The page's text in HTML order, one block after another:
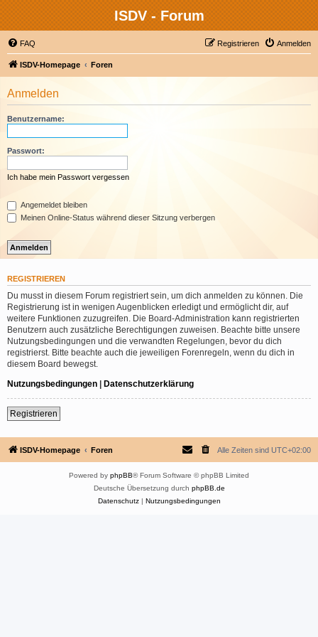
ISDV - Forum
FAQ Anmelden
Registrieren
ISDV-Homepage Foren
Anmelden
Benutzername:
Passwort:
Ich habe mein Passwort vergessen
Angemeldet bleiben
Meinen Online-Status während dieser Sitzung verbergen
REGISTRIEREN
Du musst in diesem Forum registriert sein, um dich anmelden zu können. Die
Registrierung ist in wenigen Augenblicken erledigt und ermöglicht dir, auf
weitere Funktionen zuzugreifen. Die Board-Administration kann registrierten
Benutzern auch zusätzliche Berechtigungen zuweisen. Beachte bitte unsere
Nutzungsbedingungen und die verwandten Regelungen, bevor du dich
registrierst. Bitte beachte auch die jeweiligen Forenregeln, wenn du dich in
diesem Board bewegst.
Nutzungsbedingungen | Datenschutzerklärung
Registrieren
ISDV-Homepage Foren Alle Zeiten sind UTC+02:00
Powered by phpBB® Forum Software © phpBB Limited
Deutsche Übersetzung durch phpBB.de
Datenschutz| Nutzungsbedingungen